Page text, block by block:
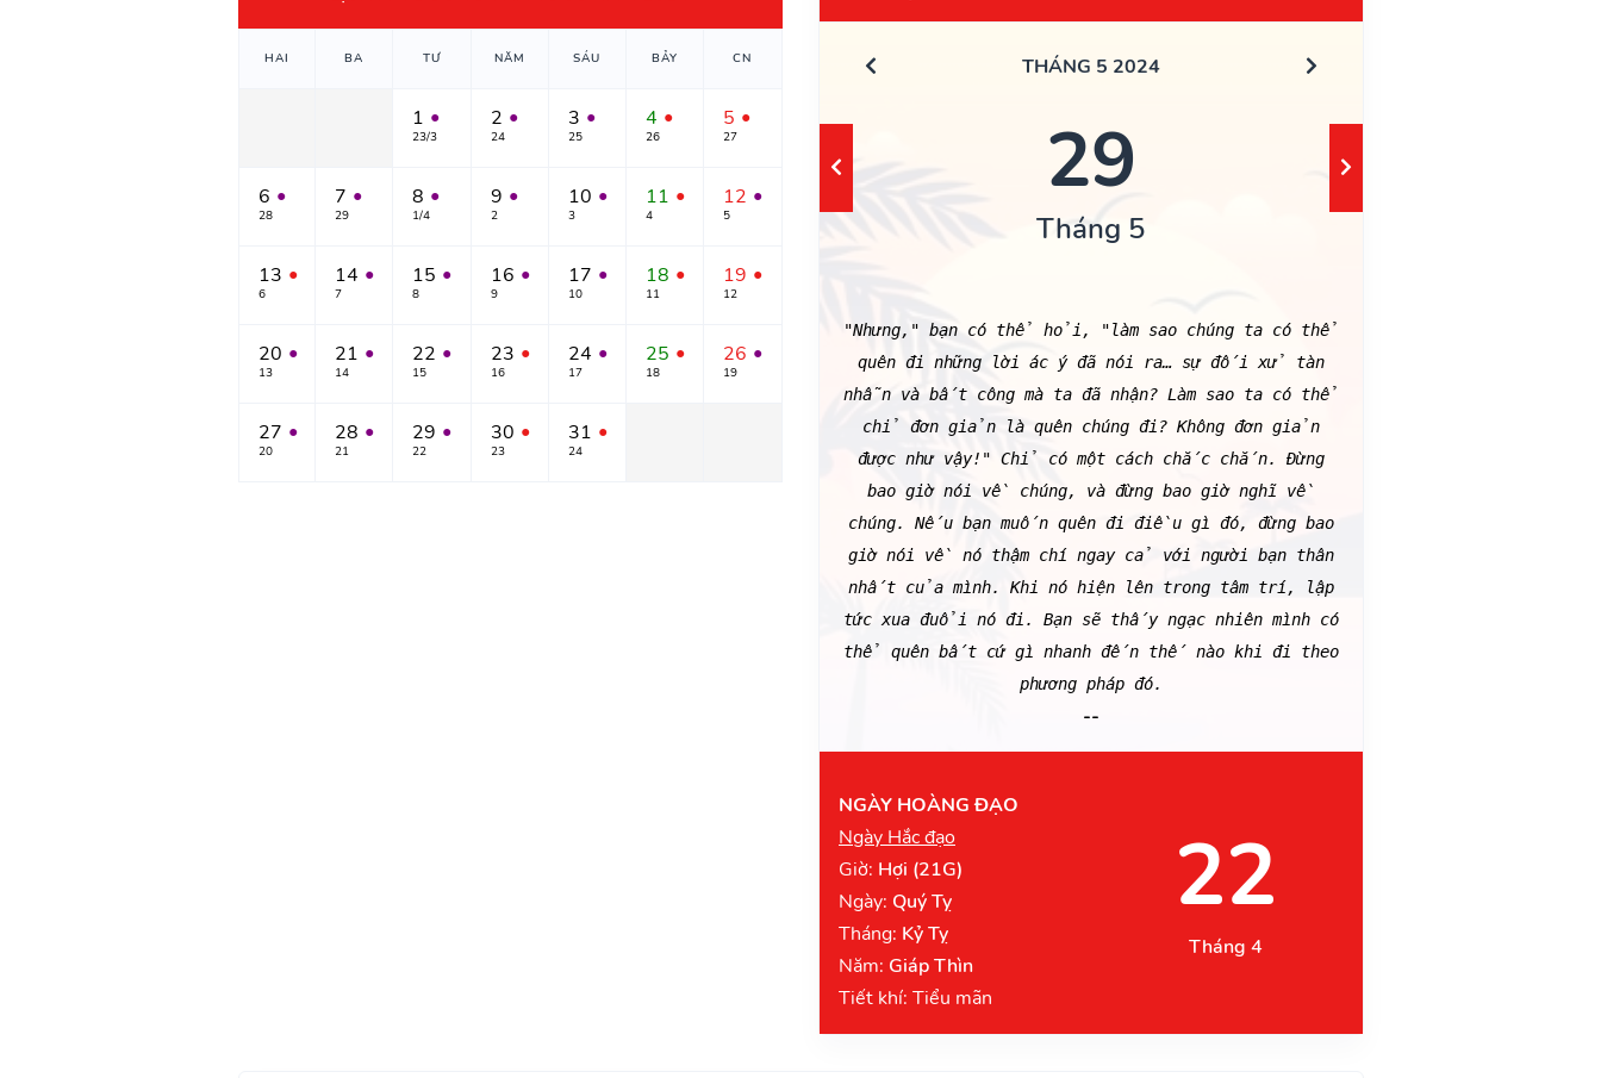
HAI BA TƯ NĂM SÁU BẢY CN
1 ●
23/3
2 ●
24
3 ●
25
4 ●
26
5 ●
27
6 ●
28
7 ●
29
8 ●
1/4
9 ●
2
10 ●
3
11 ●
4
12 ●
5
13 ●
6
14 ●
7
15 ●
8
16 ●
9
17 ●
10
18 ●
11
19 ●
12
20 ●
13
21 ●
14
22 ●
15
23 ●
16
24 ●
17
25 ●
18
26 ●
19
27 ●
20
28 ●
21
29 ●
22
30 ●
23
31 ●
24
THÁNG 5 2024
29
Tháng 5
"Nhưng," bạn có thể hỏi, "làm sao chúng ta có thể
quên đi những lời ác ý đã nói ra… sự đối xử tàn
nhẫn và bất công mà ta đã nhận? Làm sao ta có thể
chỉ đơn giản là quên chúng đi? Không đơn giản
được như vậy!" Chỉ có một cách chắc chắn. Đừng
bao giờ nói về chúng, và đừng bao giờ nghĩ về
chúng. Nếu bạn muốn quên đi điều gì đó, đừng bao
giờ nói về nó thậm chí ngay cả với người bạn thân
nhất của mình. Khi nó hiện lên trong tâm trí, lập
tức xua đuổi nó đi. Bạn sẽ thấy ngạc nhiên mình có
thể quên bất cứ gì nhanh đến thế nào khi đi theo
phương pháp đó.
--
NGÀY HOÀNG ĐẠO
Ngày Hắc đạo
Giờ: Hợi (21G)
Ngày: Quý Tỵ
Tháng: Kỷ Tỵ
Năm: Giáp Thìn
Tiết khí: Tiểu mãn
22
Tháng 4